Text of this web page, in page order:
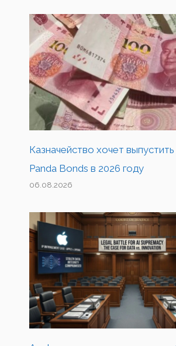
Казначейство хочет
Panda Bonds в 2026 году
06.08.2026